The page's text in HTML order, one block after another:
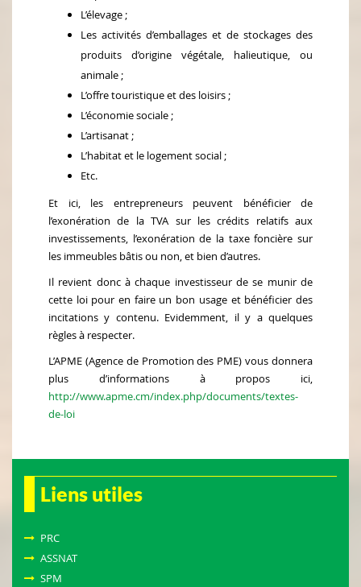
L’élevage ;
Les activités d’emballages et de stockages des
produits d’origine végétale, halieutique, ou
animale ;
L’offre touristique et des loisirs ;
L’économie sociale ;
L’artisanat ;
L’habitat et le logement social ;
Etc.
Et ici, les entrepreneurs peuvent bénéficier de
l’exonération de la TVA sur les crédits relatifs aux
investissements, l’exonération de la taxe foncière sur
les immeubles bâtis ou non, et bien d’autres.
Il revient donc à chaque investisseur de se munir de
cette loi pour en faire un bon usage et bénéficier des
incitations y contenu. Evidemment, il y a quelques
règles à respecter.
L’APME (Agence de Promotion des PME) vous donnera
plus d’informations à propos ici,
http://www.apme.cm/index.php/documents/textes-
de-loi
Liens utiles
PRC
ASSNAT
SPM